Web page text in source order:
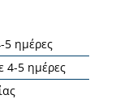
5 ημέρες
4-5 ημέρες